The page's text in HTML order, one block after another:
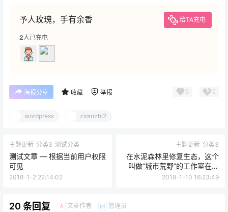
予人玫瑰，手有余香 给TA充电
2人已充电
海报分享 收藏 举报 0 0
wordpress ziranzhi2
主题更新 分类3 测试分类
测试文章 — 根据当前用户权限
可见
2018-1-2 22:14:02
主题更新 分类3
在水泥森林里修复生态，这个
叫做“城市荒野”的工作室在上
海都做了什么？
2018-1-10 16:23:49
20 条回复 A 文章作者 M 管理员